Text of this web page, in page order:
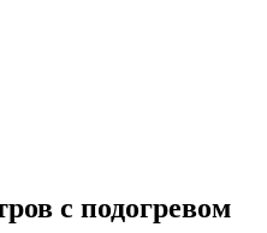
с подогревом